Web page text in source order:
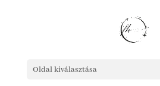
Oldal kiválasztása